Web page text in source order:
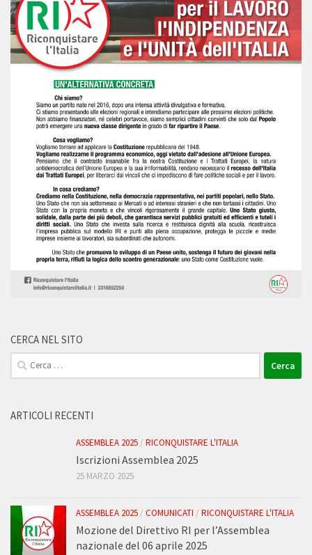
CERCA NEL SITO
Ricerca
per:
ARTICOLI RECENTI
ASSEMBLEA 2025/ RICONQUISTARE L'ITALIA
Iscrizioni Assemblea 2025
25 MARZO 2025
ASSEMBLEA 2025/ COMUNICATI / RICONQUISTARE L'ITALIA
Mozione del Direttivo RI per l’Assemblea
nazionale del 06 aprile 2025